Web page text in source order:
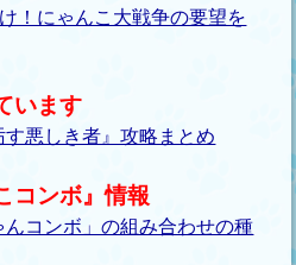
！にゃんこ大戦争の要望を
います
悪しき者』攻略まとめ
コンボ』情報
コンボ」の組み合わせの種